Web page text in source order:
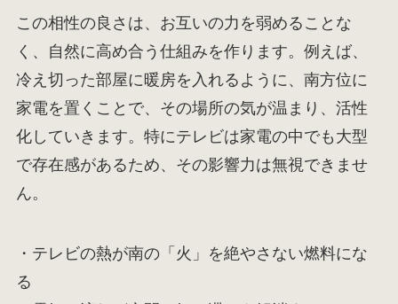
この相性の良さは、お互いの力を弱めることな
く、自然に高め合う仕組みを作ります。例えば、
冷え切った部屋に暖房を入れるように、南方位に
家電を置くことで、その場所の気が温まり、活性
化していきます。特にテレビは家電の中でも大型
で存在感があるため、その影響力は無視できませ
ん。
・テレビの熱が南の「火」を絶やさない燃料にな
る